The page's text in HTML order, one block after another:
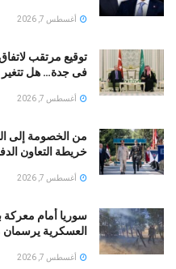
أغسطس 7, 2026
توقيع مرتقب
فى جدة… هل
أغسطس 7, 2026
من الخصومة إلى
خريطة التعاون
أغسطس 7, 2026
سوريا أمام معركة
العسكرية يرسمان
أغسطس 7, 2026